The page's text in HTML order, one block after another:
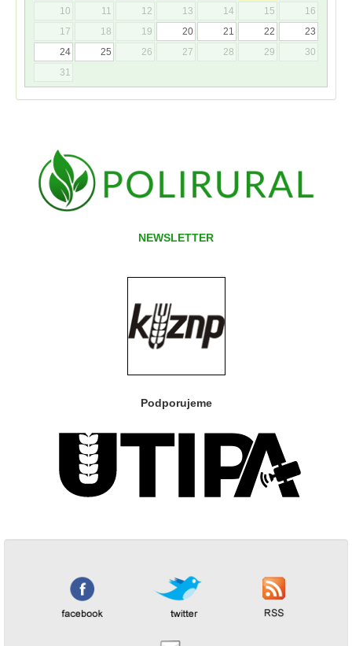
10
11 12 13 14 15
16
17
18 19 20 21 22
23
24
25 26 27 28 29
30
31
NEWSLETTER
Podporujeme